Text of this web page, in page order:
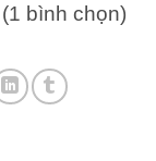
bình chọn)